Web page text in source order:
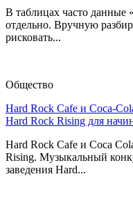
В таблицах часто данные
отдельно. Вручную
рисковать...
Общество
Hard Rock Cafe и Coca-
Hard Rock Rising для
Hard Rock Cafe и Coca
Rising. Музыкальный
заведения Hard...